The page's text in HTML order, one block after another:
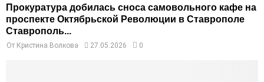
Прокуратура добилась сноса самовольного кафе на
проспекте Октябрьской Революции в Ставрополе
Ставрополь...
От Кристина Волкова 27.05.2026 0